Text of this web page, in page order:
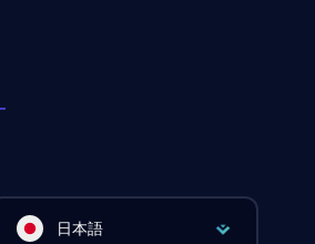
日本語